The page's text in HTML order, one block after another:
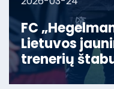
FC
Lietuvos
trenerių